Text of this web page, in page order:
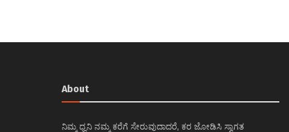
About
ನಿಮ್ಮ ಧ್ವನಿ ನಮ್ಮ ಕರೆಗೆ ಸೇರುವುದಾದರೆ, ಕರ ಜೋಡಿಸಿ ಸ್ವಾಗತ